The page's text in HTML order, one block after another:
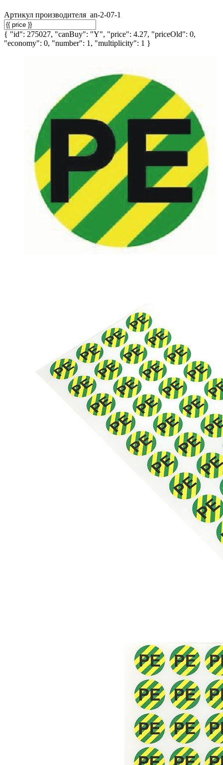
Артикул производителя an-2-07-1
{ "id": 275027, "canBuy": "Y", "price": 4.27, "priceOld": 0,
"economy": 0, "number": 1, "multiplicity": 1 }